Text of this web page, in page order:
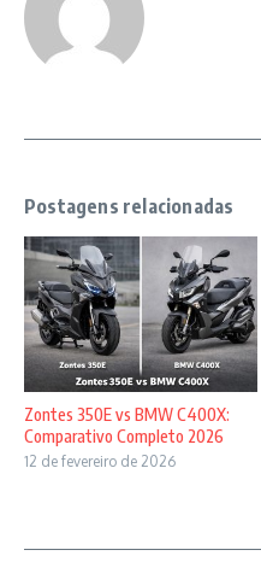
Postagens relacionadas
Zontes 350E vs BMW C400X:
Comparativo Completo 2026
12 de fevereiro de 2026